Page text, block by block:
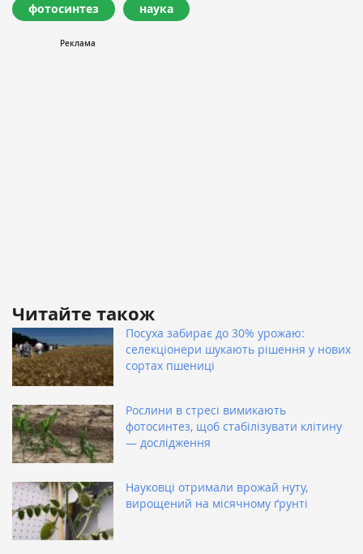
фотосинтез наука
Читайте також
Посуха забирає до 30% урожаю:
селекціонери шукають рішення у нових
сортах пшениці
Рослини в стресі вимикають
фотосинтез, щоб стабілізувати клітину
— дослідження
Науковці отримали врожай нуту,
вирощений на місячному ґрунті